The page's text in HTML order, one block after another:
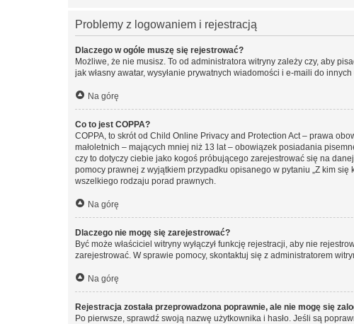
Problemy z logowaniem i rejestracją
Dlaczego w ogóle muszę się rejestrować?
Możliwe, że nie musisz. To od administratora witryny zależy czy, aby
jak własny awatar, wysyłanie prywatnych wiadomości i e-maili do
Na górę
Co to jest COPPA?
COPPA, to skrót od Child Online Privacy and Protection Act – prawa
małoletnich – mających mniej niż 13 lat – obowiązek posiadania
czy to dotyczy ciebie jako kogoś próbującego zarejestrować się na
pomocy prawnej z wyjątkiem przypadku opisanego w pytaniu „Z kim
wszelkiego rodzaju porad prawnych.
Na górę
Dlaczego nie mogę się zarejestrować?
Być może właściciel witryny wyłączył funkcję rejestracji, aby nie
zarejestrować. W sprawie pomocy, skontaktuj się z administratorem
Na górę
Rejestracja została przeprowadzona poprawnie, ale nie mogę się
Po pierwsze, sprawdź swoją nazwę użytkownika i hasło. Jeśli są